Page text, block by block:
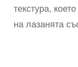
текстура,
на лазанята